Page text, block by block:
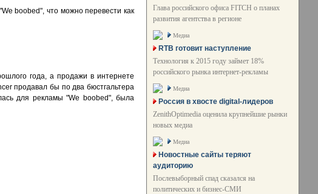
boobed", что можно перевести как
года, а продажи в интернете
продавал бы по два бюстгальтера
для рекламы "We boobed", была
Глава российского офиса FITCH о планах
развития агентства в регионе
Медиа
RTB готовит наступление
Технология к 2015 году займет 18%
российского рынка интернет-рекламы
Медиа
Россия в хвосте digital-лидеров
ZenithOptimedia оценила крупнейшие рынки
новых медиа
Медиа
Новостные сайты теряют
аудиторию
Послевыборный спад сказался на
политических и бизнес-СМИ